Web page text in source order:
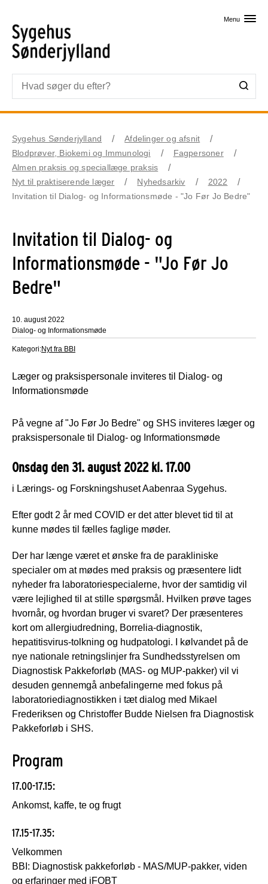
Menu
Sygehus Sønderjylland
Afdelinger og afsnit
Blodprøver, Biokemi og Immunologi
Fagpersoner
Almen praksis og speciallæge praksis
Nyt til praktiserende læger
Nyhedsarkiv
2022
Invitation til Dialog- og Informationsmøde - "Jo Før Jo Bedre"
Invitation til Dialog- og
Informationsmøde - "Jo Før Jo
Bedre"
10. august 2022
Dialog- og Informationsmøde
Kategori:Nyt fra BBI
Læger og praksispersonale inviteres til Dialog- og
Informationsmøde
På vegne af "Jo Før Jo Bedre" og SHS inviteres læger og
praksispersonale til Dialog- og Informationsmøde
Onsdag den 31. august 2022 kl. 17.00
i Lærings- og Forskningshuset Aabenraa Sygehus.
Efter godt 2 år med COVID er det atter blevet tid til at
kunne mødes til fælles faglige møder.
Der har længe været et ønske fra de parakliniske
specialer om at mødes med praksis og præsentere lidt
nyheder fra laboratoriespecialerne, hvor der samtidig vil
være lejlighed til at stille spørgsmål. Hvilken prøve tages
hvornår, og hvordan bruger vi svaret? Der præsenteres
kort om allergiudredning, Borrelia-diagnostik,
hepatitisvirus-tolkning og hudpatologi. I kølvandet på de
nye nationale retningslinjer fra Sundhedsstyrelsen om
Diagnostisk Pakkeforløb (MAS- og MUP-pakker) vil vi
desuden gennemgå anbefalingerne med fokus på
laboratoriediagnostikken i tæt dialog med Mikael
Frederiksen og Christoffer Budde Nielsen fra Diagnostisk
Pakkeforløb i SHS.
Program
17.00-17.15:
Ankomst, kaffe, te og frugt
17.15-17.35:
Velkommen
BBI: Diagnostisk pakkeforløb - MAS/MUP-pakker, viden
og erfaringer med iFOBT